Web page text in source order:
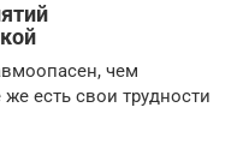
чем
есть свои трудности